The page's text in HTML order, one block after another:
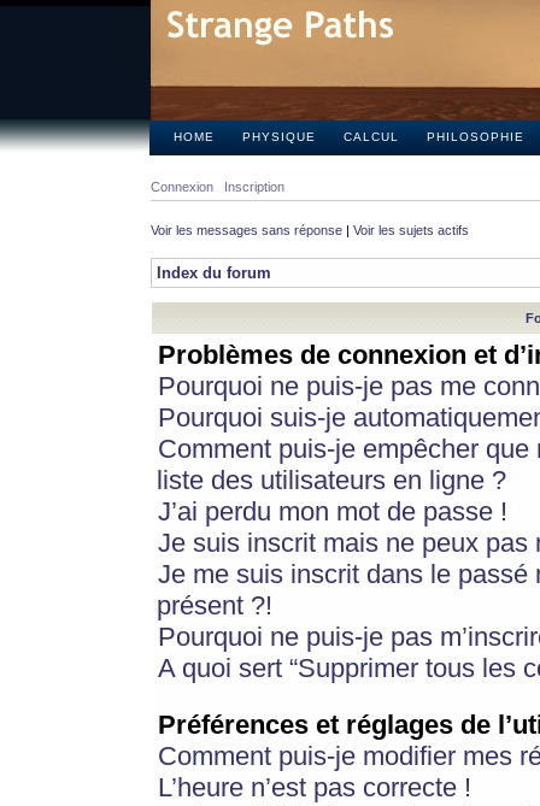
HOME PHYSIQUE CALCUL PHILOSOPHIE
Connexion Inscription
Voir les messages sans réponse | Voir les sujets actifs
Index du forum
Problèmes de connexion et
Pourquoi ne puis-je pas me
Pourquoi suis-je
Comment puis-je empêcher
liste des utilisateurs en ligne ?
J’ai perdu mon mot de passe !
Je suis inscrit mais ne peux pas
Je me suis inscrit dans le
présent ?!
Pourquoi ne puis-je pas
A quoi sert “Supprimer tous les
Préférences et réglages de
Comment puis-je modifier mes
L’heure n’est pas correcte !